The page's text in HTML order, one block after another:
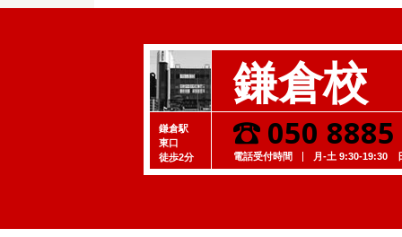
鎌倉校
鎌倉駅
東口
徒歩2分
050
電話受付時間 月-土 9:30-19:30